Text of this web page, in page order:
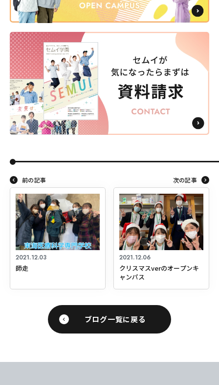
前の記事
2021.12.03
師走
次の記事
2021.12.06
クリスマスverのオープンキ
ャンパス
ブログ一覧に戻る